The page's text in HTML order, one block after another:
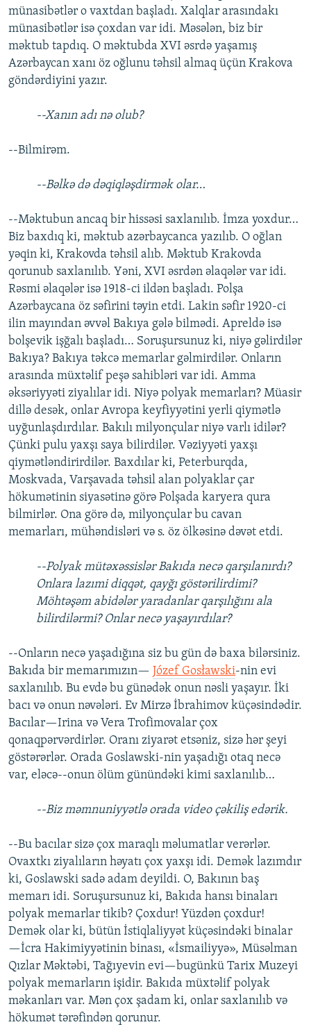
münasibətlər o vaxtdan başladı. Xalqlar arasındakı
münasibətlər isə çoxdan var idi. Məsələn, biz bir
məktub tapdıq. O məktubda XVI əsrdə yaşamış
Azərbaycan xanı öz oğlunu təhsil almaq üçün Krakova
göndərdiyini yazır.
--Xanın adı nə olub?
--Bilmirəm.
--Bəlkə də dəqiqləşdirmək olar…
--Məktubun ancaq bir hissəsi saxlanılıb. İmza yoxdur…
Biz baxdıq ki, məktub azərbaycanca yazılıb. O oğlan
yəqin ki, Krakovda təhsil alıb. Məktub Krakovda
qorunub saxlanılıb. Yəni, XVI əsrdən əlaqələr var idi.
Rəsmi əlaqələr isə 1918-ci ildən başladı. Polşa
Azərbaycana öz səfirini təyin etdi. Lakin səfir 1920-ci
ilin mayından əvvəl Bakıya gələ bilmədi. Apreldə isə
bolşevik işğalı başladı… Soruşursunuz ki, niyə gəlirdilər
Bakıya? Bakıya təkcə memarlar gəlmirdilər. Onların
arasında müxtəlif peşə sahibləri var idi. Amma
əksəriyyəti ziyalılar idi. Niyə polyak memarları? Müasir
dillə desək, onlar Avropa keyfiyyətini yerli qiymətlə
uyğunlaşdırdılar. Bakılı milyonçular niyə varlı idilər?
Çünki pulu yaxşı saya bilirdilər. Vəziyyəti yaxşı
qiymətləndirirdilər. Baxdılar ki, Peterburqda,
Moskvada, Varşavada təhsil alan polyaklar çar
hökumətinin siyasətinə görə Polşada karyera qura
bilmirlər. Ona görə də, milyonçular bu cavan
memarları, mühəndisləri və s. öz ölkəsinə dəvət etdi.
--Polyak mütəxəssislər Bakıda necə qarşılanırdı?
Onlara lazımi diqqət, qayğı göstərilirdimi?
Möhtəşəm abidələr yaradanlar qarşılığını ala
bilirdilərmi? Onlar necə yaşayırdılar?
--Onların necə yaşadığına siz bu gün də baxa bilərsiniz.
Bakıda bir memarımızın— Józef Gosławski-nin evi
saxlanılıb. Bu evdə bu günədək onun nəsli yaşayır. İki
bacı və onun nəvələri. Ev Mirzə İbrahimov küçəsindədir.
Bacılar—Irina və Vera Trofimovalar çox
qonaqpərvərdirlər. Oranı ziyarət etsəniz, sizə hər şeyi
göstərərlər. Orada Goslawski-nin yaşadığı otaq necə
var, eləcə--onun ölüm günündəki kimi saxlanılıb…
--Biz məmnuniyyətlə orada video çəkiliş edərik.
--Bu bacılar sizə çox maraqlı məlumatlar verərlər.
Ovaxtkı ziyalıların həyatı çox yaxşı idi. Demək lazımdır
ki, Goslawski sadə adam deyildi. O, Bakının baş
memarı idi. Soruşursunuz ki, Bakıda hansı binaları
polyak memarlar tikib? Çoxdur! Yüzdən çoxdur!
Demək olar ki, bütün İstiqlaliyyət küçəsindəki binalar
—İcra Hakimiyyətinin binası, «İsmailiyyə», Müsəlman
Qızlar Məktəbi, Tağıyevin evi—bugünkü Tarix Muzeyi
polyak memarların işidir. Bakıda müxtəlif polyak
məkanları var. Mən çox şadam ki, onlar saxlanılıb və
hökumət tərəfindən qorunur.